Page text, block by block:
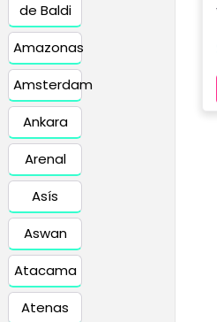
de Baldi
Amazonas
Amsterdam
Ankara
Arenal
Asís
Aswan
Atacama
Atenas